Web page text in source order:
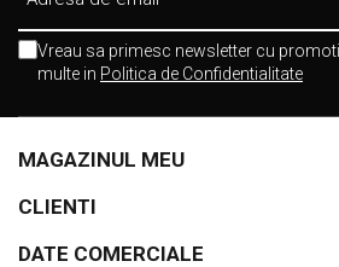
Vreau sa primesc newsletter cu
multe in Politica de Confidentialitate
MAGAZINUL MEU
CLIENTI
DATE COMERCIALE